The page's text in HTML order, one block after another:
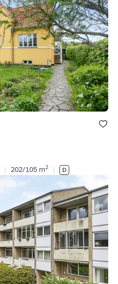
Bolig er
under dine
| 202/105 m2 |